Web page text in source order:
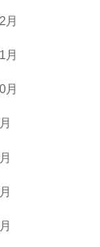
月
月
月